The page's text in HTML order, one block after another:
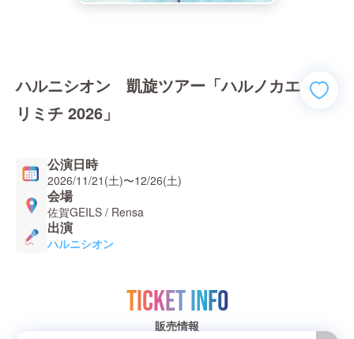
ハルニシオン 凱旋ツアー「ハルノカエ
リミチ 2026」
公演日時
2026/11/21(土)〜12/26(土)
会場
佐賀GEILS / Rensa
出演
ハルニシオン
TICKET INFO
販売情報